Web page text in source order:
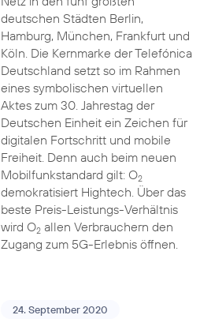
deutschen Städten Berlin,
Hamburg, München, Frankfurt und
Köln. Die Kernmarke der Telefónica
Deutschland setzt so im Rahmen
eines symbolischen virtuellen
Aktes zum 30. Jahrestag der
Deutschen Einheit ein Zeichen für
digitalen Fortschritt und mobile
Freiheit. Denn auch beim neuen
Mobilfunkstandard gilt: O2
demokratisiert Hightech. Über das
beste Preis-Leistungs-Verhältnis
wird O2allen Verbrauchern den
Zugang zum 5G-Erlebnis öffnen.
24. September 2020